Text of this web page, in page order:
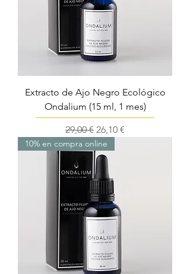
Extracto de Ajo Negro Ecológico
Ondalium (15 ml, 1 mes)
Precio
29,00 € Precio de oferta
26,10 €
10% en compra online